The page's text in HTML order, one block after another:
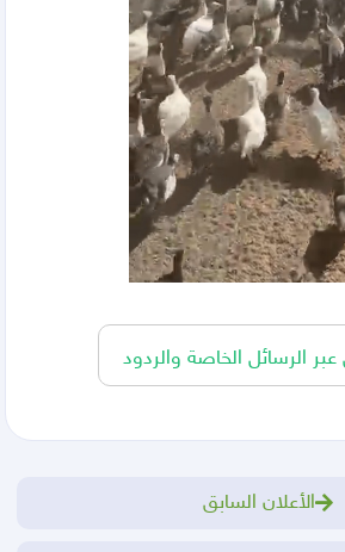
الرسائل الخاصة والردود
الأعلان السابق